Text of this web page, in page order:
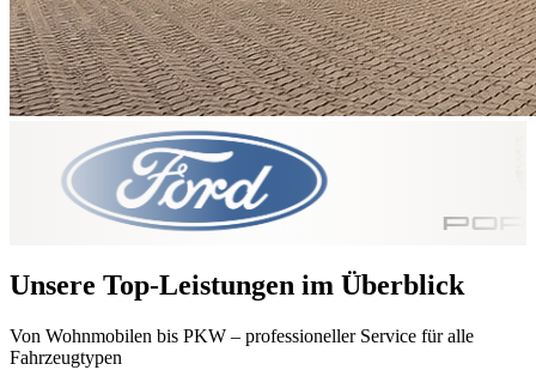
Unsere Top-Leistungen im Überblick
Von Wohnmobilen bis PKW – professioneller Service für alle
Fahrzeugtypen